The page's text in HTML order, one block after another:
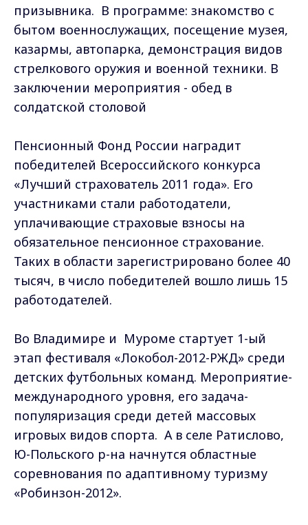
призывника. В программе: знакомство с
бытом военнослужащих, посещение музея,
казармы, автопарка, демонстрация видов
стрелкового оружия и военной техники. В
заключении мероприятия - обед в
солдатской столовой
Пенсионный Фонд России наградит
победителей Всероссийского конкурса
«Лучший страхователь 2011 года». Его
участниками стали работодатели,
уплачивающие страховые взносы на
обязательное пенсионное страхование.
Таких в области зарегистрировано более 40
тысяч, в число победителей вошло лишь 15
работодателей.
Во Владимире и Муроме стартует 1-ый
этап фестиваля «Локобол-2012-РЖД» среди
детских футбольных команд. Мероприятие-
международного уровня, его задача-
популяризация среди детей массовых
игровых видов спорта. А в селе Ратислово,
Ю-Польского р-на начнутся областные
соревнования по адаптивному туризму
«Робинзон-2012».